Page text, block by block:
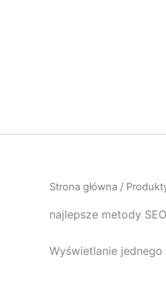
Strona główna /
najlepsze metody SEO
Wyświetlanie jednego